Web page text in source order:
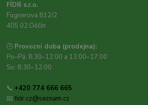
FÍDR s.r.o.
Fügnerova 812/2
405 02 Děčín
🕒 Provozní doba (prodejna):
Po–Pá: 8:30–12:00 a 13:00–17:00
So: 8:30–12:00
📞 +420 774 666 665
📧fidr.cz@seznam.cz